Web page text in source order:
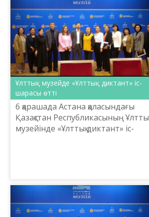
Ұлттық музейде «Ұлттық диктант» іс-
шарасы өтті
6 қарашада Астана қаласындағы
Қазақстан Республикасының Ұлттық
музейінде «Ұлттық диктант» іс-